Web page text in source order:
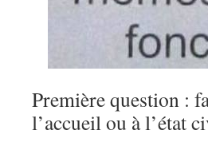
Première question :
l’accueil ou à l’état